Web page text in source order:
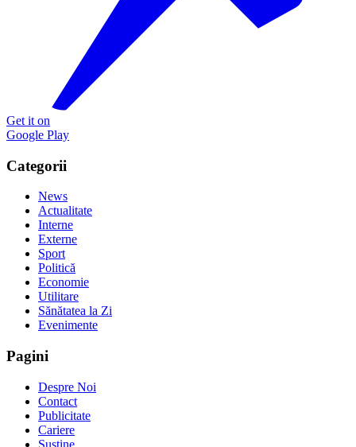
Get it on
Google Play
Categorii
News
Actualitate
Interne
Externe
Sport
Politică
Economie
Utilitare
Sănătatea la Zi
Evenimente
Pagini
Despre Noi
Contact
Publicitate
Cariere
Susține